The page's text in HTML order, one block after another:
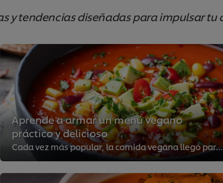
y tendencias diseñadas para impulsar
Aprende a armar un menú vegano
práctico y delicioso
Cada vez más popular, la comida vegana llegó para quedarse. Para acompañar el aumento del número de consumidores, te ayudaremos...